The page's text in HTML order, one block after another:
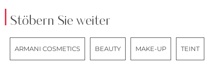
Stöbern Sie weiter
ARMANI COSMETICS BEAUTY MAKE-UP TEINT